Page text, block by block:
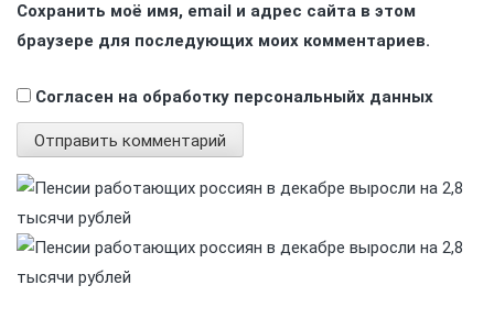
Сохранить моё имя, email и адрес сайта в этом
браузере для последующих моих комментариев.
Согласен на обработку персональныйх данных